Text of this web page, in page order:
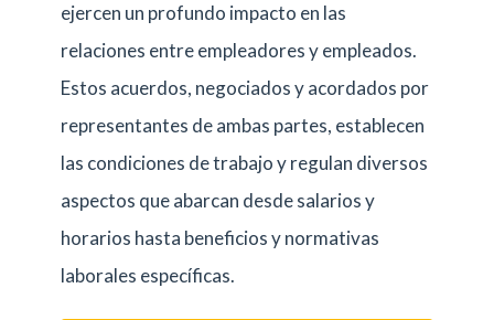
ejercen un profundo impacto en las
relaciones entre empleadores y empleados.
Estos acuerdos, negociados y acordados por
representantes de ambas partes, establecen
las condiciones de trabajo y regulan diversos
aspectos que abarcan desde salarios y
horarios hasta beneficios y normativas
laborales específicas.